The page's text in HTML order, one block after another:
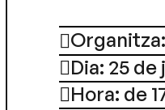
Dia: 25 de
Hora: de